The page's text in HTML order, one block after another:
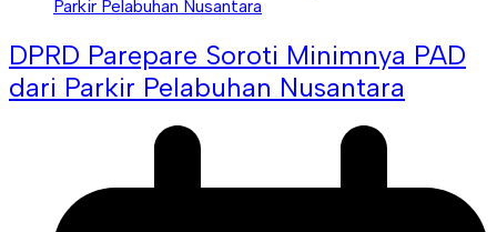
DPRD Parepare Soroti Minimnya PAD
dari Parkir Pelabuhan Nusantara